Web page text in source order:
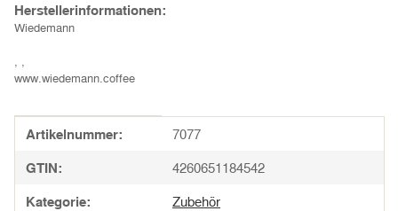
Herstellerinformationen:
Wiedemann
, ,
www.wiedemann.coffee
Produkteigenschaft
Wert
Artikelnummer: 7077
GTIN: 4260651184542
Kategorie: Zubehör